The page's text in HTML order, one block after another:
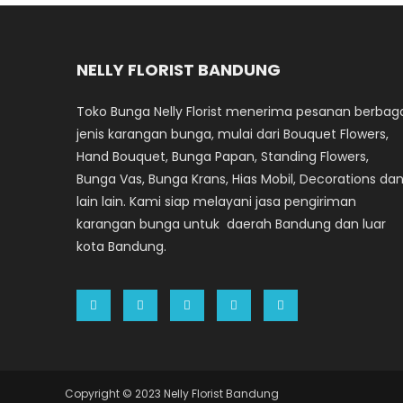
NELLY FLORIST BANDUNG
Toko Bunga Nelly Florist menerima pesanan
jenis karangan bunga, mulai dari Bouquet Flowers,
Hand Bouquet, Bunga Papan, Standing Flowers,
Bunga Vas, Bunga Krans, Hias Mobil, Decorations dan
lain lain. Kami siap melayani jasa pengiriman
karangan bunga untuk daerah Bandung dan luar
kota Bandung.
Copyright © 2023 Nelly Florist Bandung